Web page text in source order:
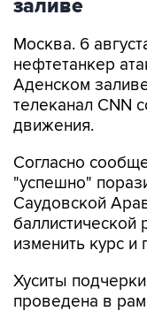
Москва. 6
Аденском
телеканал CNN
движения.
Согласно
Саудовской
баллистической
изменить курс и
Хуситы
морской